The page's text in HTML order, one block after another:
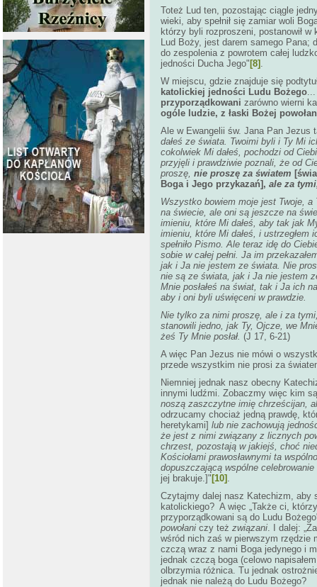
Toteż Lud ten, pozostając ciągle
wieki, aby spełnił się zamiar woli
którzy byli rozproszeni, postanowił
Lud Boży, jest darem samego Pana;
do zespolenia z powrotem całej
jedności Ducha Jego" [8] .
W miejscu, gdzie znajduje się
katolickiej jedności Ludu Bożego
przyporządkowani zarówno wierni
ogóle ludzie, z łaski Bożej
Ale w Ewangelii św. Jana Pan Jezus
dałeś ze świata. Twoimi byli i Ty Mi
cokolwiek Mi dałeś, pochodzi od
przyjęli i prawdziwie poznali, że od
proszę, nie proszę za światem
Boga i Jego przykazań], ale za
Wszystko bowiem moje jest Twoje, a
na świecie, ale oni są jeszcze na
imieniu, które Mi dałeś, aby tak jak
imieniu, które Mi dałeś, i
spełniło Pismo. Ale teraz idę do
sobie w całej pełni. Ja im
jak i Ja nie jestem ze świata. Nie
nie są ze świata, jak i Ja nie jestem
Mnie posłałeś na świat, tak i Ja ich
aby i oni byli uświęceni w prawdzie.
Nie tylko za nimi proszę, ale i za
stanowili jedno, jak Ty, Ojcze, we
żeś Ty Mnie posłał. (J 17, 6-21)
A więc Pan Jezus nie mówi o
przede wszystkim nie prosi za
Niemniej jednak nasz obecny
innymi ludźmi. Zobaczmy więc kim
noszą zaszczytne imię chrześcijan,
odrzucamy chociaż jedną prawdę,
heretykami] lub nie zachowują
że jest z nimi związany z licznych
chrzest, pozostają w jakiejś, choć
Kościołami prawosławnymi ta
dopuszczającą wspólne
jej brakuje.]" [10] .
Czytajmy dalej nasz Katechizm, aby
katolickiego? A więc „Także ci,
przyporządkowani są do Ludu
powołani czy też związani. I dalej:
wśród nich zaś w pierwszym rzędzie
czczą wraz z nami Boga jedynego i
jednak czczą boga (celowo
olbrzymia różnica. Tu jednak
jednak nie należą do Ludu Bożego?